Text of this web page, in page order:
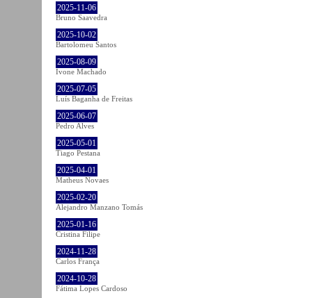
2025-11-06
Bruno Saavedra
2025-10-02
Bartolomeu Santos
2025-08-09
Ivone Machado
2025-07-05
Luís Baganha de Freitas
2025-06-07
Pedro Alves
2025-05-01
Tiago Pestana
2025-04-01
Matheus Novaes
2025-02-20
Alejandro Manzano Tomás
2025-01-16
Cristina Filipe
2024-11-28
Carlos França
2024-10-28
Fátima Lopes Cardoso